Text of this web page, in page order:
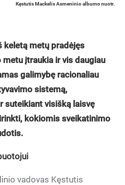
Kęstutis Mackelis Asmeninio albumo nuotr.
keletą metų pradėjęs
metu įtraukia ir vis daugiau
galimybę racionaliau
sistemą,
suteikiant visišką laisvę
kokiomis sveikatinimo
vadovas Kęstutis